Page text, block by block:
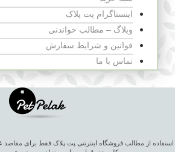
اینستاگرام پت پلاک
وبلاگ – مطالب خواندنی
قوانین و شرایط سفارش
تماس با ما
استفاده از مطالب فروشگاه اینترنتی پت پلاک فقط برای مقاصد